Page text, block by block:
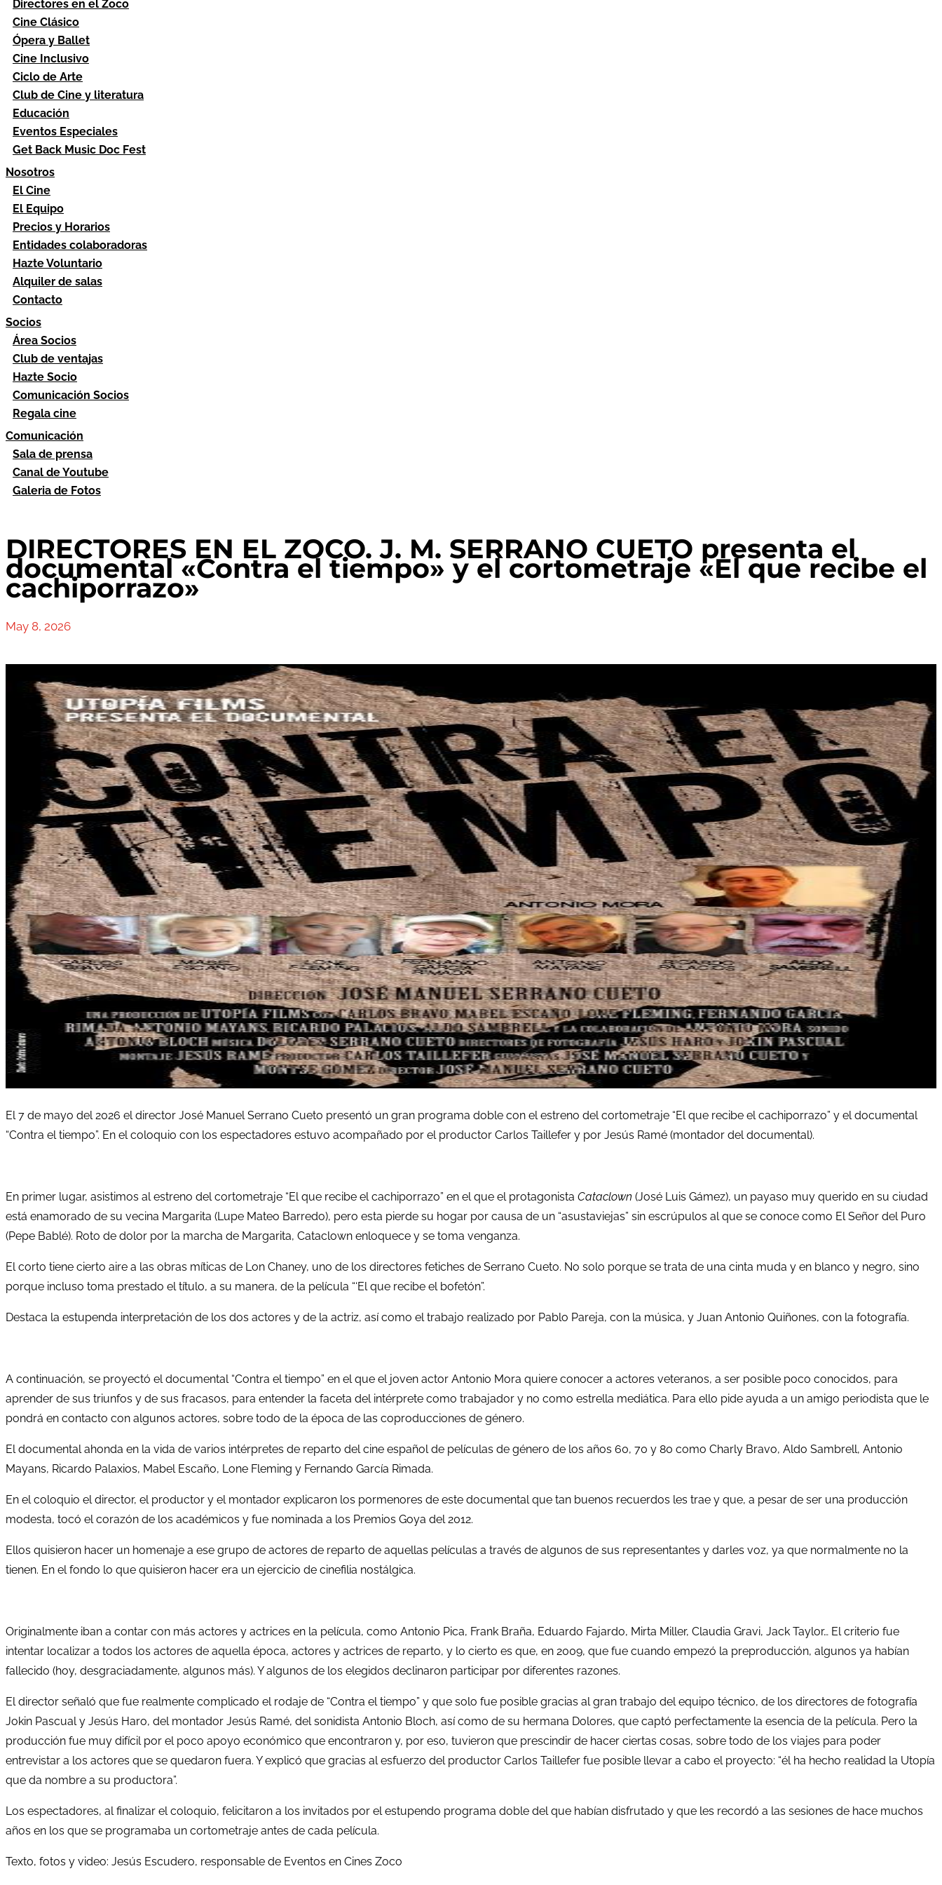
Directores en el Zoco
Cine Clásico
Ópera y Ballet
Cine Inclusivo
Ciclo de Arte
Club de Cine y literatura
Educación
Eventos Especiales
Get Back Music Doc Fest
Nosotros
El Cine
El Equipo
Precios y Horarios
Entidades colaboradoras
Hazte Voluntario
Alquiler de salas
Contacto
Socios
Área Socios
Club de ventajas
Hazte Socio
Comunicación Socios
Regala cine
Comunicación
Sala de prensa
Canal de Youtube
Galeria de Fotos
DIRECTORES EN EL ZOCO. J. M. SERRANO CUETO presenta el
documental «Contra el tiempo» y el cortometraje «El que recibe el
cachiporrazo»
May 8, 2026
El 7 de mayo del 2026 el director José Manuel Serrano Cueto presentó un gran programa doble con el estreno del cortometraje “El que recibe el cachiporrazo” y el documental
“Contra el tiempo”. En el coloquio con los espectadores estuvo acompañado por el productor Carlos Taillefer y por Jesús Ramé (montador del documental).
En primer lugar, asistimos al estreno del cortometraje “El que recibe el cachiporrazo” en el que el protagonista Cataclown (José Luis Gámez), un payaso muy querido en su ciudad
está enamorado de su vecina Margarita (Lupe Mateo Barredo), pero esta pierde su hogar por causa de un “asustaviejas” sin escrúpulos al que se conoce como El Señor del Puro
(Pepe Bablé). Roto de dolor por la marcha de Margarita, Cataclown enloquece y se toma venganza.
El corto tiene cierto aire a las obras míticas de Lon Chaney, uno de los directores fetiches de Serrano Cueto. No solo porque se trata de una cinta muda y en blanco y negro, sino
porque incluso toma prestado el título, a su manera, de la película “‘El que recibe el bofetón”.
Destaca la estupenda interpretación de los dos actores y de la actriz, así como el trabajo realizado por Pablo Pareja, con la música, y Juan Antonio Quiñones, con la fotografía.
A continuación, se proyectó el documental “Contra el tiempo” en el que el joven actor Antonio Mora quiere conocer a actores veteranos, a ser posible poco conocidos, para
aprender de sus triunfos y de sus fracasos, para entender la faceta del intérprete como trabajador y no como estrella mediática. Para ello pide ayuda a un amigo periodista que le
pondrá en contacto con algunos actores, sobre todo de la época de las coproducciones de género.
El documental ahonda en la vida de varios intérpretes de reparto del cine español de películas de género de los años 60, 70 y 80 como Charly Bravo, Aldo Sambrell, Antonio
Mayans, Ricardo Palaxios, Mabel Escaño, Lone Fleming y Fernando García Rimada.
En el coloquio el director, el productor y el montador explicaron los pormenores de este documental que tan buenos recuerdos les trae y que, a pesar de ser una producción
modesta, tocó el corazón de los académicos y fue nominada a los Premios Goya del 2012.
Ellos quisieron hacer un homenaje a ese grupo de actores de reparto de aquellas películas a través de algunos de sus representantes y darles voz, ya que normalmente no la
tienen. En el fondo lo que quisieron hacer era un ejercicio de cinefilia nostálgica.
Originalmente iban a contar con más actores y actrices en la película, como Antonio Pica, Frank Braña, Eduardo Fajardo, Mirta Miller, Claudia Gravi, Jack Taylor… El criterio fue
intentar localizar a todos los actores de aquella época, actores y actrices de reparto, y lo cierto es que, en 2009, que fue cuando empezó la preproducción, algunos ya habían
fallecido (hoy, desgraciadamente, algunos más). Y algunos de los elegidos declinaron participar por diferentes razones.
El director señaló que fue realmente complicado el rodaje de “Contra el tiempo” y que solo fue posible gracias al gran trabajo del equipo técnico, de los directores de fotografía
Jokin Pascual y Jesús Haro, del montador Jesús Ramé, del sonidista Antonio Bloch, así como de su hermana Dolores, que captó perfectamente la esencia de la película. Pero la
producción fue muy difícil por el poco apoyo económico que encontraron y, por eso, tuvieron que prescindir de hacer ciertas cosas, sobre todo de los viajes para poder
entrevistar a los actores que se quedaron fuera. Y explicó que gracias al esfuerzo del productor Carlos Taillefer fue posible llevar a cabo el proyecto: “él ha hecho realidad la Utopía
que da nombre a su productora”.
Los espectadores, al finalizar el coloquio, felicitaron a los invitados por el estupendo programa doble del que habían disfrutado y que les recordó a las sesiones de hace muchos
años en los que se programaba un cortometraje antes de cada película.
Texto, fotos y video: Jesús Escudero, responsable de Eventos en Cines Zoco